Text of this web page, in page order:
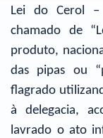
Lei do Cerol
chamado de
produto,
das pipas ou
flagrado
à delegacia,
lavrado o ato